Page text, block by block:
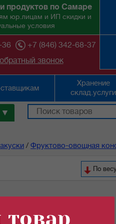
продуктов по Самаре
юр.лицам и ИП скидки и
условия
36
+7 (846) 342-68-37
звонок
Хранение
склад.услуги
▼
/ Фруктово-овощная
По